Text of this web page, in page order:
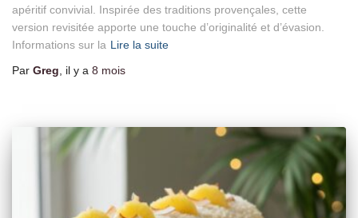
apéritif convivial. Inspirée des traditions provençales, cette
version revisitée apporte une touche d’originalité et d’évasion.
Informations sur la Lire la suite
Par Greg, il y a 8 mois